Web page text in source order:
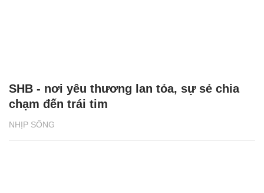
NHỊP SỐNG
SHB - nơi yêu thương lan tỏa, sự sẻ chia
chạm đến trái tim